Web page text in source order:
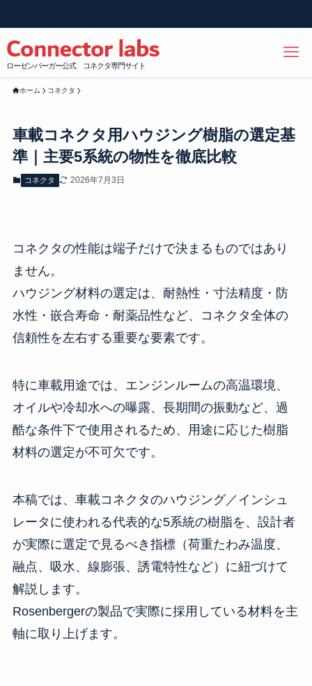
ローゼンバーガー公式 コネクタ専門サイト
ホーム コネクタ
車載コネクタ用ハウジング樹脂の選定基
準｜主要5系統の物性を徹底比較
コネクタ 2026年7月3日
コネクタの性能は端子だけで決まるものではあり
ません。
ハウジング材料の選定は、耐熱性・寸法精度・防
水性・嵌合寿命・耐薬品性など、コネクタ全体の
信頼性を左右する重要な要素です。
特に車載用途では、エンジンルームの高温環境、
オイルや冷却水への曝露、長期間の振動など、過
酷な条件下で使用されるため、用途に応じた樹脂
材料の選定が不可欠です。
本稿では、車載コネクタのハウジング／インシュ
レータに使われる代表的な5系統の樹脂を、設計者
が実際に選定で見るべき指標（荷重たわみ温度、
融点、吸水、線膨張、誘電特性など）に紐づけて
解説します。
Rosenbergerの製品で実際に採用している材料を主
軸に取り上げます。